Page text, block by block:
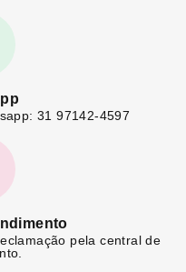
31 97142-4597
pela central de